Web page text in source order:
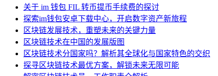
关于 im 钱包 FIL 转币提币手续费的探讨
探索im钱包安卓下载中心，开启数字资产新旅程
区块链发展技术，重塑未来的关键力量
区块链技术在中国的发展版图
区块链技术分国家吗？解析其全球化与国家特色的交织
探寻区块链技术最优方案，解锁未来无限可能